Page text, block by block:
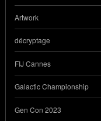
Artwork
décryptage
FIJ Cannes
Galactic Championship
Gen Con 2023